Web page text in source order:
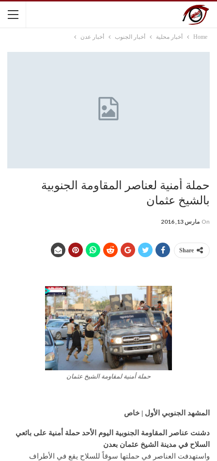
Home أخبار محلية أخبار الجنوب أخبار عدن
حملة أمنية لعناصر المقاومة الجنوبية
بالشيخ عثمان
On مارس 13, 2016
Share
حملة أمنية لمقاومة الشيخ عثمان
المشهد الجنوبي الأول | خاص
دشنت عناصر المقاومة الجنوبية اليوم الأحد حملة أمنية على بائعي
السلاح في مدينة الشيخ عثمان بعدن
واستهدفت العناصر في حملتها سوقاً للسلاح يقع في الأطراف